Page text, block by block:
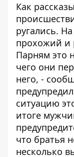
Как
ругались.
прохожий и
Парням это
чего они
него, -
ситуацию
итоге
что братья
несколько